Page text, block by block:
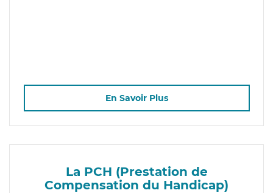
En Savoir Plus
La PCH (Prestation de
Compensation du Handicap)